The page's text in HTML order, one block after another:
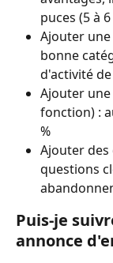
puces (5 à
Ajouter
bonne
d'activité
Ajouter
fonction) :
%
Ajouter des
questions
Puis-je
annonce